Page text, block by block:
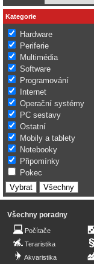
Kategorie
Hardware
Periferie
Multimédia
Software
Programování
Internet
Operační systémy
PC sestavy
Ostatní
Mobily a tablety
Notebooky
Připomínky
Pokec
Všechny poradny
Počítače
Teraristika
Akvaristika